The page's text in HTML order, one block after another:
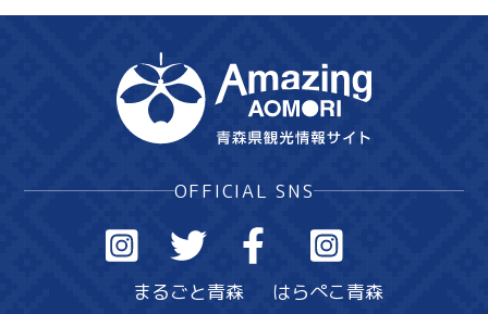
OFFICIAL SNS
まるごと青森 はらぺこ青森